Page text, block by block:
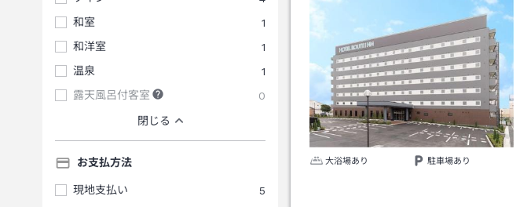
和室
1
和洋室
1
温泉
1
露天風呂付客室
0
閉じる
お支払方法
現地支払い
5
大浴場あり 駐車場あり